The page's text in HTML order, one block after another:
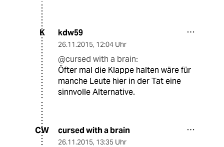
K kdw59
26.11.2015, 12:04 Uhr
@cursed with a brain:
Öfter mal die Klappe halten wäre für
manche Leute hier in der Tat eine
sinnvolle Alternative.
CW cursed with a brain
26.11.2015, 13:35 Uhr